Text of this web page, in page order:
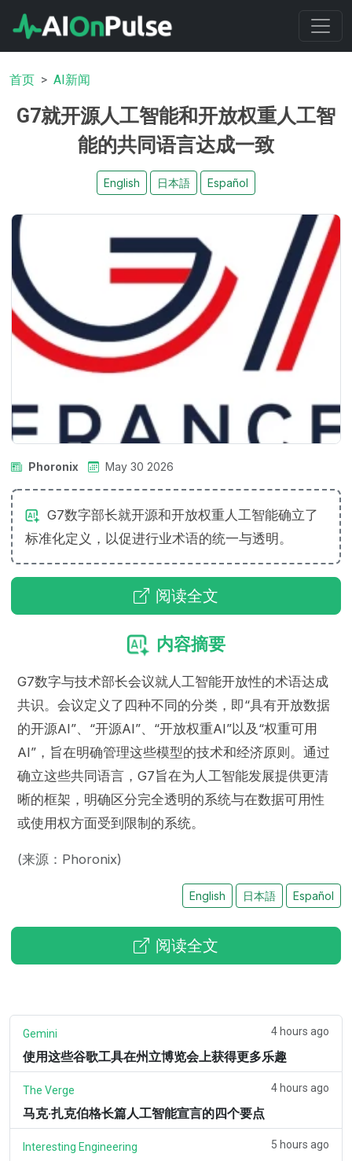
首页 AI新闻
G7就开源人工智能和开放权重人工智
能的共同语言达成一致
English 日本語 Español
Phoronix May 30 2026
G7数字部长就开源和开放权重人工智能确立了
标准化定义，以促进行业术语的统一与透明。
阅读全文
内容摘要
G7数字与技术部长会议就人工智能开放性的术语达成
共识。会议定义了四种不同的分类，即“具有开放数据
的开源AI”、“开源AI”、“开放权重AI”以及“权重可用
AI”，旨在明确管理这些模型的技术和经济原则。通过
确立这些共同语言，G7旨在为人工智能发展提供更清
晰的框架，明确区分完全透明的系统与在数据可用性
或使用权方面受到限制的系统。
(来源：Phoronix)
English 日本語 Español
阅读全文
Gemini 4 hours ago
使用这些谷歌工具在州立博览会上获得更多乐趣
The Verge 4 hours ago
马克·扎克伯格长篇人工智能宣言的四个要点
Interesting Engineering 5 hours ago